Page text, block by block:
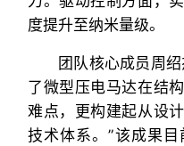
度提升至纳米量级。
团队核心成员周
了微型压电马达在结
难点，更构建起从设
技术体系。”该成果